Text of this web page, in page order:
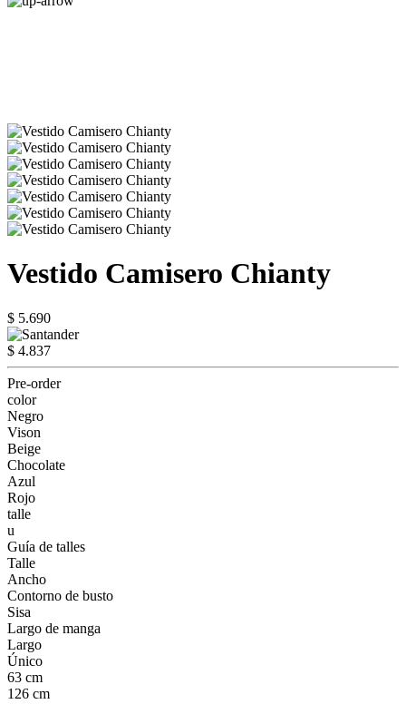
Vestido Camisero Chianty
$ 5.690
$ 4.837
Pre-order
color
Negro
Vison
Beige
Chocolate
Azul
Rojo
talle
u
Guía de talles
Talle
Ancho
Contorno de busto
Sisa
Largo de manga
Largo
Único
63 cm
126 cm